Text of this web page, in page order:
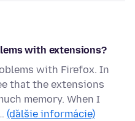
with extensions?
with Firefox. In
that the extensions
memory. When I
(ďalšie informácie)